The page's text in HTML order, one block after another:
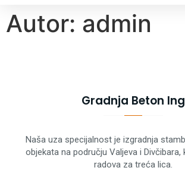
Autor: admin
Gradnja Beton Ing
Naša uza specijalnost je izgradnja
objekata na području Valjeva i Divčibara,
radova za treća lica.